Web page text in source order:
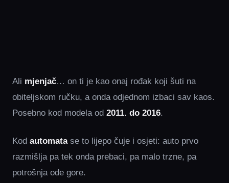
Ali mjenjač… on ti je kao onaj rođak koji šuti na
obiteljskom ručku, a onda odjednom izbaci sav kaos.
Posebno kod modela od 2011. do 2016.
Kod automatase to lijepo čuje i osjeti: auto prvo
razmišlja pa tek onda prebaci, pa malo trzne, pa
potrošnja ode gore.